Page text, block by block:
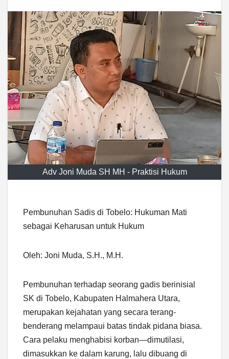
Adv Joni Muda SH MH - Praktisi Hukum
Pembunuhan Sadis di Tobelo: Hukuman Mati
sebagai Keharusan untuk Hukum
Oleh: Joni Muda, S.H., M.H.
Pembunuhan terhadap seorang gadis berinisial
SK di Tobelo, Kabupaten Halmahera Utara,
merupakan kejahatan yang secara terang-
benderang melampaui batas tindak pidana biasa.
Cara pelaku menghabisi korban—dimutilasi,
dimasukkan ke dalam karung, lalu dibuang di